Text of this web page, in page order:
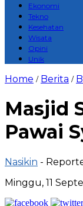
Ekonomi
Tekno
Kesehatan
Wisata
Opini
Unik
Home / Berita /
Masjid
Pawai
Nasikin -
Minggu, 11